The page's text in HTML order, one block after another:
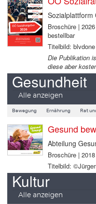
Sozialplattform
Broschüre |
bestellbar
Titelbild:
Die Publikation
diese aber
Gesundheit
Alle anzeigen
Bewegung Ernährung Rat
Gesund
Abteilung
Broschüre |
Titelbild:
Kultur
Alle anzeigen